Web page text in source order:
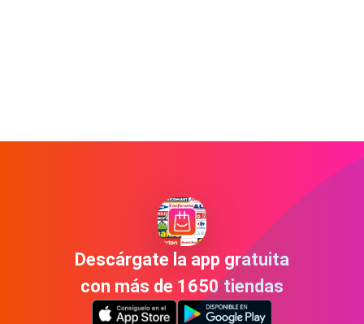
Descárgate la app gratuita
con más de 1650 tiendas